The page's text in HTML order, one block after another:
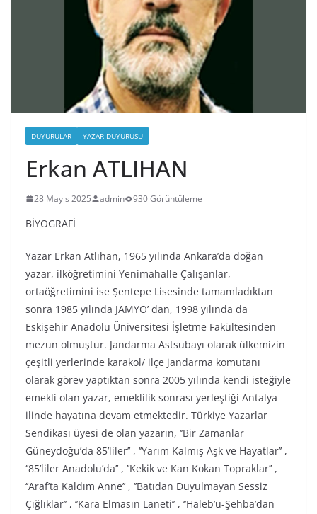
DUYURULAR YAZAR DUYURUSU
Erkan ATLIHAN
28 Mayıs 2025 admin 930 Görüntüleme
BİYOGRAFİ
Yazar Erkan Atlıhan, 1965 yılında Ankara’da doğan
yazar, ilköğretimini Yenimahalle Çalışanlar,
ortaöğretimini ise Şentepe Lisesinde tamamladıktan
sonra 1985 yılında JAMYO’ dan, 1998 yılında da
Eskişehir Anadolu Üniversitesi İşletme Fakültesinden
mezun olmuştur. Jandarma Astsubayı olarak ülkemizin
çeşitli yerlerinde karakol/ ilçe jandarma komutanı
olarak görev yaptıktan sonra 2005 yılında kendi isteğiyle
emekli olan yazar, emeklilik sonrası yerleştiği Antalya
ilinde hayatına devam etmektedir. Türkiye Yazarlar
Sendikası üyesi de olan yazarın, ‘’Bir Zamanlar
Güneydoğu’da 85’liler’’ , ‘’Yarım Kalmış Aşk ve Hayatlar’’ ,
‘’85’liler Anadolu’da’’ , ’’Kekik ve Kan Kokan Topraklar’’ ,
‘’Araf’ta Kaldım Anne’’ , ‘’Batıdan Duyulmayan Sessiz
Çığlıklar’’ , ‘’Kara Elmasın Laneti’’ , ‘’Haleb’u-Şehba’dan